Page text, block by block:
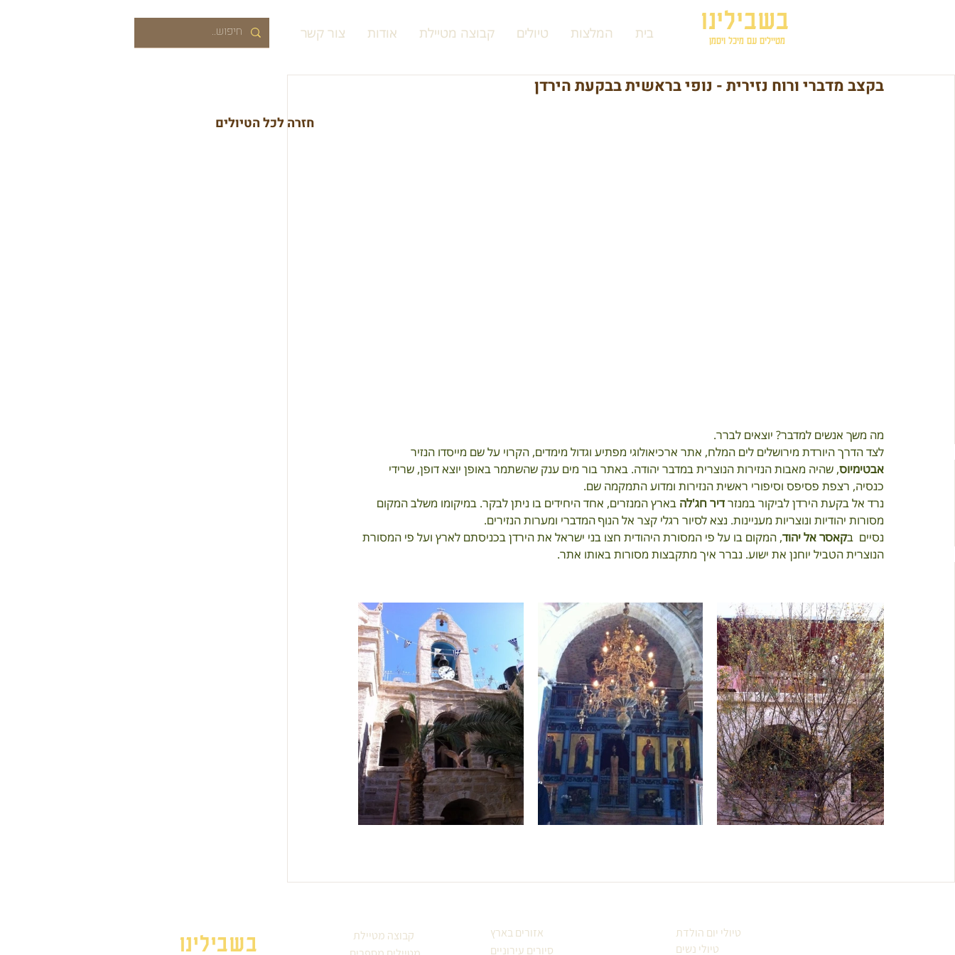
בית המלצות טיולים קבוצה מטיילת אודות צור קשר בשבילינו
מטיילים עם מיכל ויסמן
בקצב מדברי ורוח נזירית - נופי בראשית בבקעת הירדן
מה משך אנשים למדבר? יוצאים לברר.
לצד הדרך היורדת מירושלים לים המלח, אתר ארכיאולוגי מפתיע וגדול מימדים, הקרוי על שם מייסדו הנזיר
אבטימיוס, שהיה מאבות הנזירות הנוצרית במדבר יהודה. באתר בור מים ענק שהשתמר באופן יוצא דופן, שרידי
כנסיה, רצפת פסיפס וסיפורי ראשית הנזירות ומדוע התמקמה שם.
נרד אל בקעת הירדן לביקור במנזר דיר חג'לה בארץ המנזרים, אחד היחידים בו ניתן לבקר. במיקומו משלב המקום
מסורות יהודיות ונוצריות מעניינות. נצא לסיור רגלי קצר אל הנוף המדברי ומערות הנזירים.
נסיים  בקאסר אל יהוד, המקום בו על פי המסורת היהודית חצו בני ישראל את הירדן בכניסתם לארץ ועל פי המסורת
הנוצרית הטביל יוחנן את ישוע. נברר איך מתקבצות מסורות באותו אתר.
חזרה לכל הטיולים
בשבילינו
קבוצה מטיילת
אזורים בארץ
סיורים עירוניים
טיולי יום הולדת
טיולי נשים